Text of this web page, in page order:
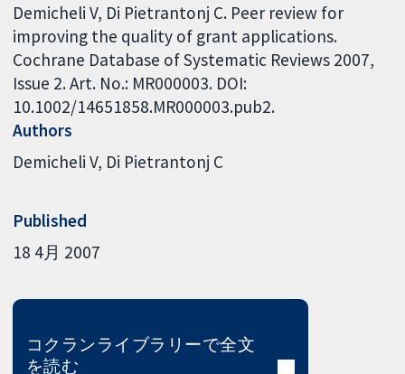
Demicheli V, Di Pietrantonj C. Peer review for
improving the quality of grant applications.
Cochrane Database of Systematic Reviews 2007,
Issue 2. Art. No.: MR000003. DOI:
10.1002/14651858.MR000003.pub2.
Authors
Demicheli V Di Pietrantonj C
Published
18 4月 2007
コクランライブラリーで全文
を読む